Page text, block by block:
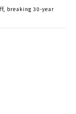
breaking 30-year